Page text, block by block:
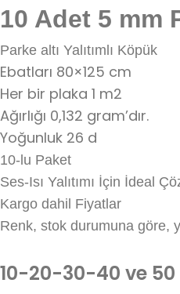
10 Adet 5 mm
Parke altı Yalıtımlı Köpük
Ebatları 80×125 cm
Her bir plaka 1 m2
Ağırlığı 0,132 gram’dır.
Yoğunluk 26 d
10-lu Paket
Ses-Isı Yalıtımı İçin İdeal
Kargo dahil Fiyatlar
Renk, stok durumuna göre,
10-20-30-40 ve